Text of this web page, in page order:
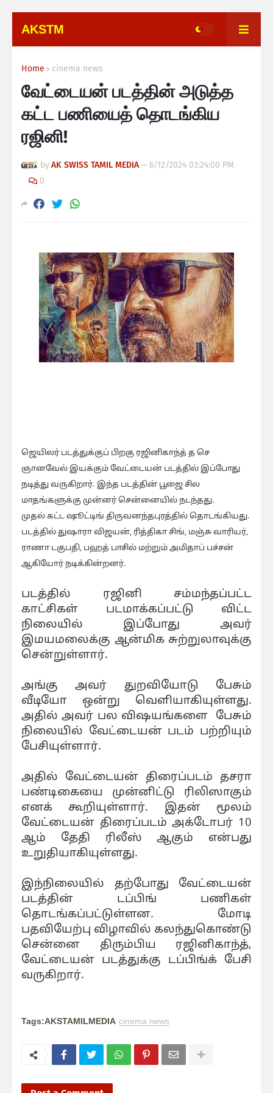
AKSTM
Home cinema news
வேட்டையன் படத்தின் அடுத்த
கட்ட பணியைத் தொடங்கிய
ரஜினி!
byAK SWISS TAMIL MEDIA— 6/12/2024 03:24:00 PM
0
ஜெயிலர் படத்துக்குப் பிறகு ரஜினிகாந்த் த செ
ஞானவேல் இயக்கும் வேட்டையன் படத்தில் இப்போது
நடித்து வருகிறார். இந்த படத்தின் பூஜை சில
மாதங்களுக்கு முன்னர் சென்னையில் நடந்தது.
முதல் கட்ட ஷூட்டிங் திருவனந்தபுரத்தில் தொடங்கியது.
படத்தில் துஷாரா விஜயன், ரித்திகா சிங், மஞ்சு வாரியர்,
ராணா டகுபதி, பஹத் பாசில் மற்றும் அமிதாப் பச்சன்
ஆகியோர் நடிக்கின்றனர்.
படத்தில் ரஜினி சம்மந்தப்பட்ட
காட்சிகள் படமாக்கப்பட்டு விட்ட
நிலையில் இப்போது அவர்
இமயமலைக்கு ஆன்மிக சுற்றுலாவுக்கு
சென்றுள்ளார்.
அங்கு அவர் துறவியோடு பேசும்
வீடியோ ஒன்று வெளியாகியுள்ளது.
அதில் அவர் பல விஷயங்களை பேசும்
நிலையில் வேட்டையன் படம் பற்றியும்
பேசியுள்ளார்.
அதில் வேட்டையன் திரைப்படம் தசரா
பண்டிகையை முன்னிட்டு ரிலிஸாகும்
எனக் கூறியுள்ளார். இதன் மூலம்
வேட்டையன் திரைப்படம் அக்டோபர் 10
ஆம் தேதி ரிலீஸ் ஆகும் என்பது
உறுதியாகியுள்ளது.
இந்நிலையில் தற்போது வேட்டையன்
படத்தின் டப்பிங் பணிகள்
தொடங்கப்பட்டுள்ளன. மோடி
பதவியேற்பு விழாவில் கலந்துகொண்டு
சென்னை திரும்பிய ரஜினிகாந்த்,
வேட்டையன் படத்துக்கு டப்பிங்க் பேசி
வருகிறார்.
Tags:AKSTAMILMEDIA cinema news